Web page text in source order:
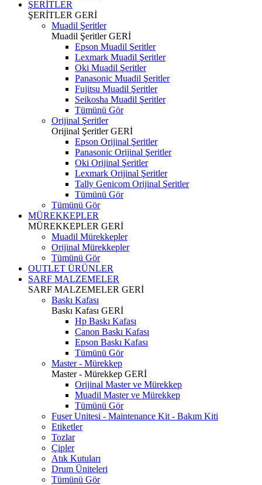
ŞERİTLER
ŞERİTLER GERİ
Muadil Şeritler
Muadil ŞeritlerGERİ
Epson Muadil Şeritler
Lexmark Muadil Şeritler
Oki Muadil Şeritler
Panasonic Muadil Şeritler
Fujitsu Muadil Şeritler
Seikosha Muadil Şeritler
Tümünü Gör
Orijinal Şeritler
Orijinal ŞeritlerGERİ
Epson Orijinal Şeritler
Panasonic Orijinal Şeritler
Oki Orijinal Şeritler
Lexmark Orijinal Şeritler
Tally Genicom Orijinal Şeritler
Tümünü Gör
Tümünü Gör
MÜREKKEPLER
MÜREKKEPLER GERİ
Muadil Mürekkepler
Orijinal Mürekkepler
Tümünü Gör
OUTLET ÜRÜNLER
SARF MALZEMELER
SARF MALZEMELER GERİ
Baskı Kafası
Baskı Kafası GERİ
Hp Baskı Kafası
Canon Baskı Kafası
Epson Baskı Kafası
Tümünü Gör
Master - Mürekkep
Master - Mürekkep GERİ
Orijinal Master ve Mürekkep
Muadil Master ve Mürekkep
Tümünü Gör
Fuser Unitesi - Maintenance Kit - Bakım Kiti
Etiketler
Tozlar
Çipler
Atık Kutuları
Drum Üniteleri
Tümünü Gör